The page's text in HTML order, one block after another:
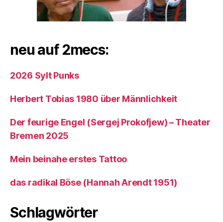
neu auf 2mecs:
2026 Sylt Punks
Herbert Tobias 1980 über Männlichkeit
Der feurige Engel (Sergej Prokofjew) – Theater
Bremen 2025
Mein beinahe erstes Tattoo
das radikal Böse (Hannah Arendt 1951)
Schlagwörter